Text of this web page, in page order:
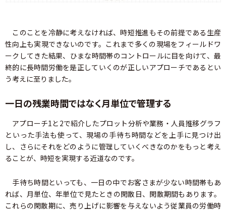
このことを冷静に考えなければ、時短推進もその前提である生産
性向上も実現できないのです。これまで多くの現場をフィールドワ
ークしてきた結果、ひまな時間帯のコントロールに目を向けて、最
終的に長時間労働を是正していくのが正しいアプローチであるとい
う考えに至りました。
一日の残業時間ではなく月単位で管理する
アプローチ1と2で紹介したプロット分析や業務・人員推移グラフ
といった手法も使って、現場の手待ち時間などを上手に見つけ出
し、さらにそれをどのように管理していくべきなのかをもっと考え
ることが、時短を実現する近道なのです。
手待ち時間といっても、一日の中でお客さまが少ない時間帯もあ
れば、月単位、年単位で見たときの閑散日、閑散期間もあります。
これらの閑散期に、売り上げに影響を与えないよう従業員の労働時